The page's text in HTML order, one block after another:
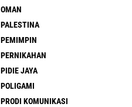
OMAN
PALESTINA
PEMIMPIN
PERNIKAHAN
PIDIE JAYA
POLIGAMI
PRODI KOMUNIKASI